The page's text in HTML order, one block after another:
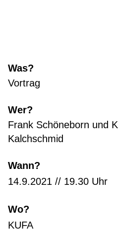
Was?
Vortrag
Wer?
Frank Schöneborn und
Kalchschmid
Wann?
14.9.2021 // 19.30 Uhr
Wo?
KUFA